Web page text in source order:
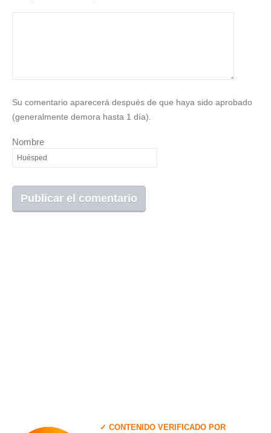
Su comentario aparecerá después de que haya sido aprobado
(generalmente demora hasta 1 día).
Nombre
✓ CONTENIDO VERIFICADO POR